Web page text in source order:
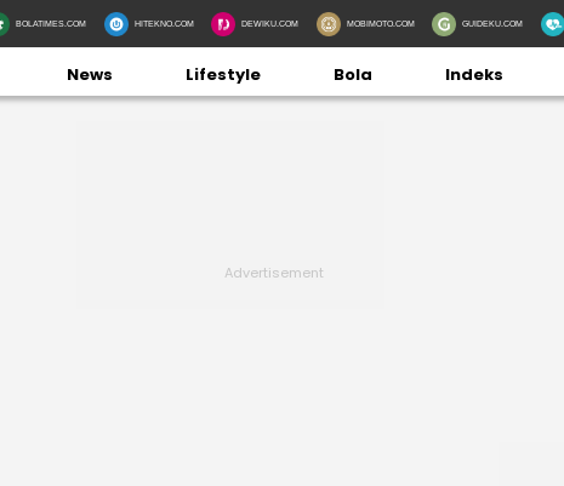
BOLATIMES.COM HITEKNO.COM DEWIKU.COM MOBIMOTO.COM GUIDEKU.COM
News Lifestyle Bola Indeks